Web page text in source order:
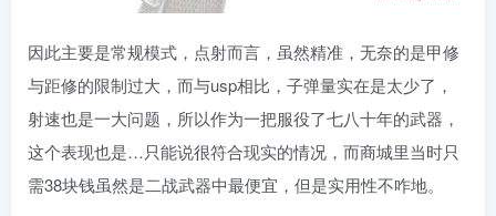
因此主要是常规模式，点射而言，虽然精准，无奈的是甲修
与距修的限制过大，而与usp相比，子弹量实在是太少了，
射速也是一大问题，所以作为一把服役了七八十年的武器，
这个表现也是…只能说很符合现实的情况，而商城里当时只
需38块钱虽然是二战武器中最便宜，但是实用性不咋地。